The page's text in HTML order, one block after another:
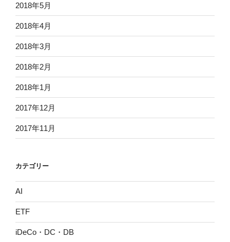
2018年5月
2018年4月
2018年3月
2018年2月
2018年1月
2017年12月
2017年11月
カテゴリー
AI
ETF
iDeCo・DC・DB